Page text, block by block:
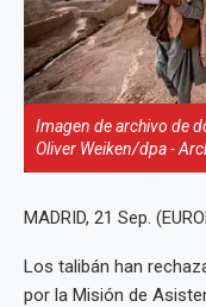
Imagen de archivo de
Oliver Weiken/dpa -
MADRID, 21 Sep.
Los talibán han
por la Misión de